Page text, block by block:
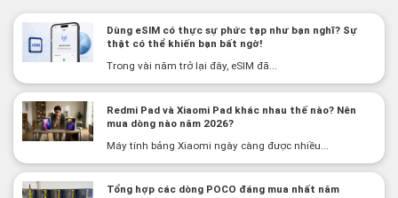
Dùng eSIM có thực sự phức tạp như bạn nghĩ? Sự
thật có thể khiến bạn bất ngờ!
Trong vài năm trở lại đây, eSIM đã...
Redmi Pad và Xiaomi Pad khác nhau thế nào? Nên
mua dòng nào năm 2026?
Máy tính bảng Xiaomi ngày càng được nhiều...
Tổng hợp các dòng POCO đáng mua nhất năm